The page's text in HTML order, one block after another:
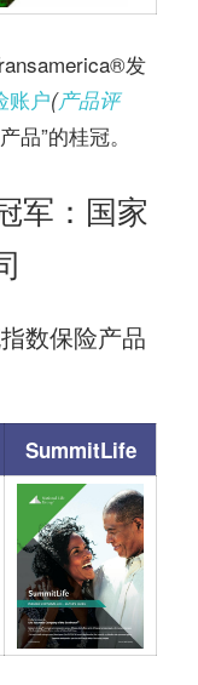
发
账户(产品评
品”的桂冠。
军：国家
数保险产品
SummitLife